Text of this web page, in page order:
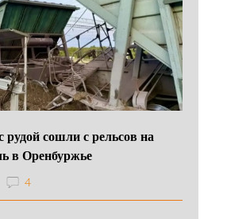
рудой сошли с рельсов на
в Оренбуржье
4